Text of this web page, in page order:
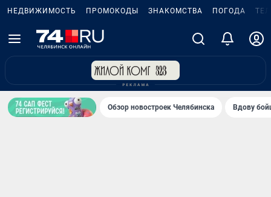
НЕДВИЖИМОСТЬ ПРОМОКОДЫ ЗНАКОМСТВА ПОГОДА
Обзор новостроек Челябинска Вдову